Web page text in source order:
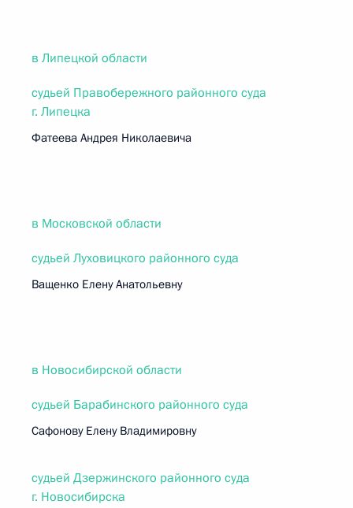
в Липецкой области
судьей Правобережного районного суда
г. Липецка
Фатеева Андрея Николаевича
в Московской области
судьей Луховицкого районного суда
Ващенко Елену Анатольевну
в Новосибирской области
судьей Барабинского районного суда
Сафонову Елену Владимировну
судьей Дзержинского районного суда
г. Новосибирска